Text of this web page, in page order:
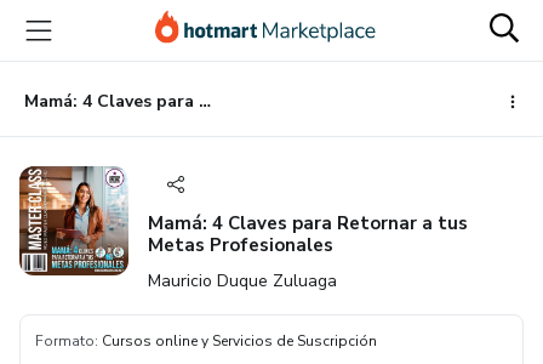
principal
página
de
página
Mamá: 4 Claves para Retornar a tus Metas Profesionales
Mamá: 4 Claves para Retornar a tus
Metas Profesionales
Mauricio Duque Zuluaga
Formato: Cursos online y Servicios de Suscripción